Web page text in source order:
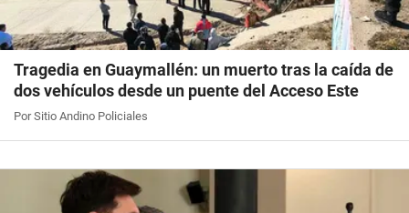
Tragedia en Guaymallén: un muerto tras la caída de
dos vehículos desde un puente del Acceso Este
Por Sitio Andino Policiales